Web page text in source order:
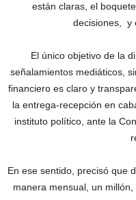
están claras, el
decisiones, y
El único objetivo de la
señalamientos mediáticos,
financiero es claro y
la entrega-recepción en
instituto político, ante la
En ese sentido, precisó que
manera mensual, un